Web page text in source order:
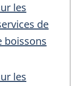
les
de
boissons
les